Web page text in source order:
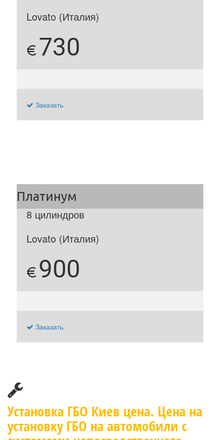
Lovato (Италия)
€730
Заказать
8 цилиндров
Lovato (Италия)
€900
Заказать
Установка ГБО Киев цена. Цена на
установку ГБО на автомобили с